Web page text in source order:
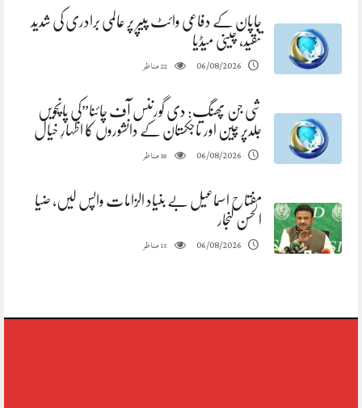
جاپان کے دفاعی وائٹ پیپر پر عالمی برادری کی شدید
تنقید، چینی میڈیا
06/08/2026
22مناظر
شی جن پھنگ: دی گورننس آف چائنا”کی پانچویں
جلدپر چین اور تاجکستان کے دانشوروں کا اظہارِ خیال
06/08/2026
18مناظر
مفتاح اسماعیل بے بنیاد الزامات واپس لیں، ضیا
الحسن لنجار
06/08/2026
15مناظر